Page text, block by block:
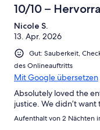
10/10 –
Nicole S.
13. Apr. 2026
Gut: Sauberkeit,
des Onlineauftritts
Mit Google übersetzen
Absolutely loved the
justice. We didn’t want
Aufenthalt von 2 Nächten